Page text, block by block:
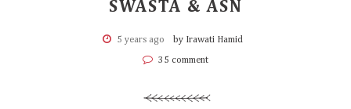
SWASTA & ASN
5 years ago by Irawati Hamid
35 comment